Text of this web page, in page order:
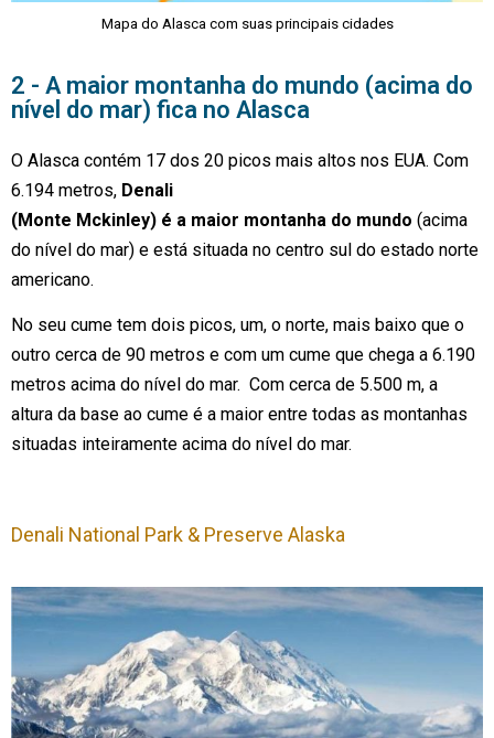
Mapa do Alasca com suas principais cidades
2 - A maior montanha do mundo (acima do
nível do mar) fica no Alasca
O Alasca contém 17 dos 20 picos mais altos nos EUA. Com
6.194 metros, Denali
(Monte Mckinley) é a maior montanha do mundo (acima
do nível do mar) e está situada no centro sul do estado norte
americano.
No seu cume tem dois picos, um, o norte, mais baixo que o
outro cerca de 90 metros e com um cume que chega a 6.190
metros acima do nível do mar. Com cerca de 5.500 m, a
altura da base ao cume é a maior entre todas as montanhas
situadas inteiramente acima do nível do mar.
Denali National Park & Preserve Alaska